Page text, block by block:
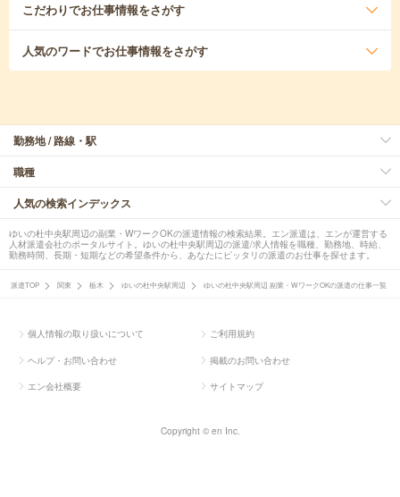
こだわりでお仕事情報をさがす
人気のワードでお仕事情報をさがす
勤務地 / 路線・駅
職種
人気の検索インデックス
ゆいの杜中央駅周辺の副業・WワークOKの派遣情報の検索結果。エン派遣は、エンが運営する
人材派遣会社のポータルサイト。ゆいの杜中央駅周辺の派遣/求人情報を職種、勤務地、時給、
勤務時間、長期・短期などの希望条件から、あなたにピッタリの派遣のお仕事を探せます。
派遣TOP 関東 栃木 ゆいの杜中央駅周辺 ゆいの杜中央駅周辺 副業・WワークOKの派遣の仕事一覧
個人情報の取り扱いについて ご利用規約
ヘルプ・お問い合わせ 掲載のお問い合わせ
エン会社概要 サイトマップ
Copyright © en Inc.